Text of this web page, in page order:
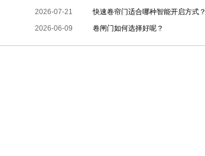
2026-07-21
快速卷帘门适合哪种智能开启方式？
2026-06-09
卷闸门如何选择好呢？